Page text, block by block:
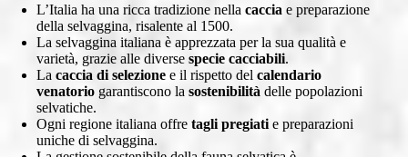
L’Italia ha una ricca tradizione nella caccia e preparazione
della selvaggina, risalente al 1500.
La selvaggina italiana è apprezzata per la sua qualità e
varietà, grazie alle diverse specie cacciabili.
La caccia di selezione e il rispetto del calendario
venatorio garantiscono la sostenibilità delle popolazioni
selvatiche.
Ogni regione italiana offre tagli pregiati e preparazioni
uniche di selvaggina.